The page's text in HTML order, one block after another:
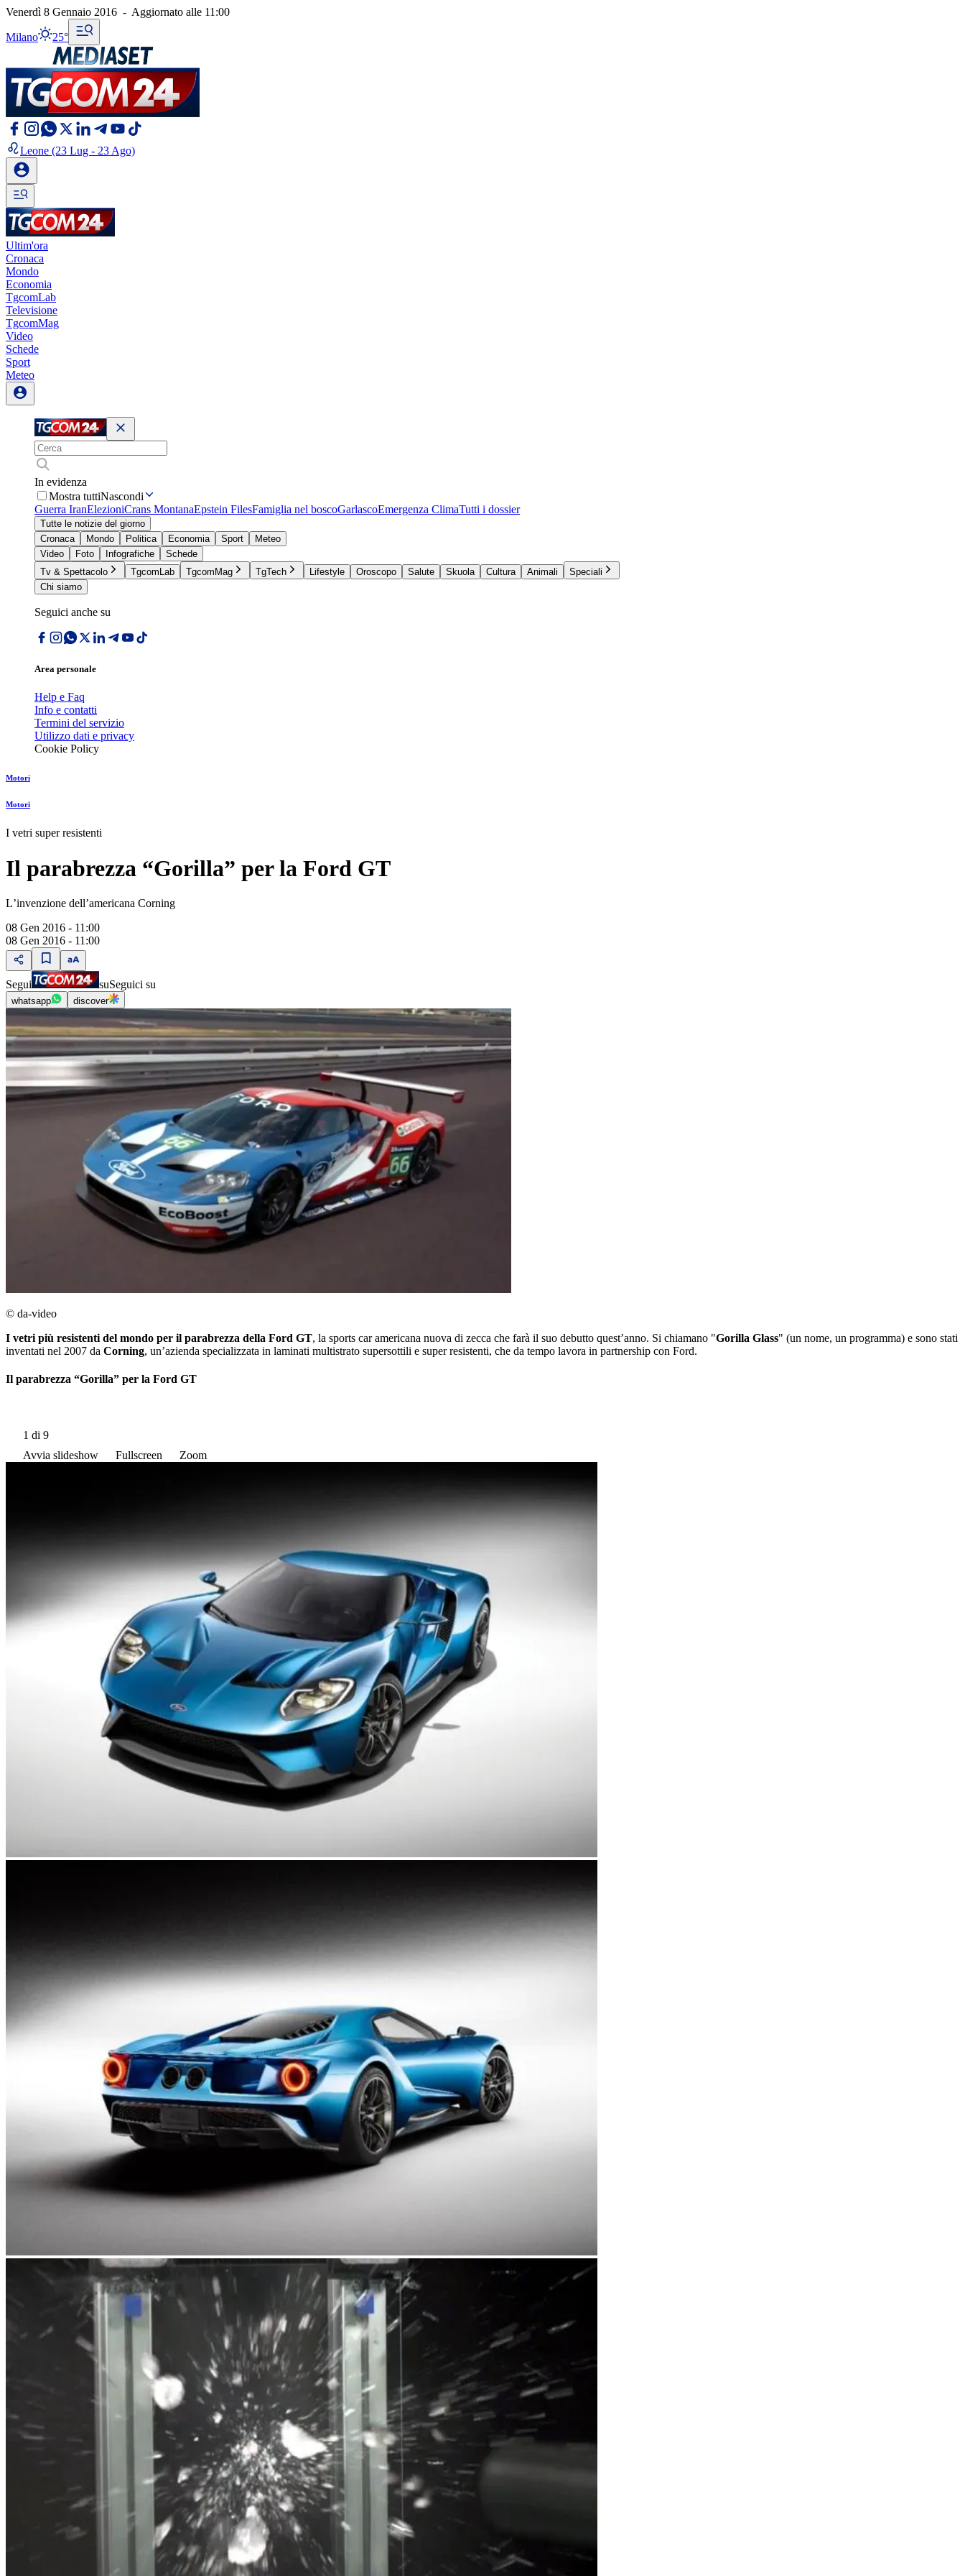
Venerdì 8 Gennaio 2016 - Aggiornato alle 11:00
Milano 25°
Leone (23 Lug - 23 Ago)
Ultim'ora
Cronaca
Mondo
Economia
TgcomLab
Televisione
TgcomMag
Video
Schede
Sport
Meteo
In evidenza
Mostra tuttiNascondi
Guerra IranElezioniCrans MontanaEpstein FilesFamiglia nel boscoGarlascoEmergenza ClimaTutti i dossier
Tutte le notizie del giorno
Cronaca
Mondo Politica Economia Sport
Meteo
Video
Foto Infografiche
Schede
Tv & Spettacolo
TgcomLab TgcomMag TgTech Lifestyle Oroscopo Salute Skuola Cultura Animali
Speciali
Chi siamo
Seguici anche su
Area personale
Help e Faq
Info e contatti
Termini del servizio
Utilizzo dati e privacy
Cookie Policy
Motori
Motori
I vetri super resistenti
Il parabrezza “Gorilla” per la Ford GT
Lʼinvenzione dellʼamericana Corning
08 Gen 2016 - 11:00
08 Gen 2016 - 11:00
Segui suSeguici su
whatsapp discover
© da-video
I vetri più resistenti del mondo per il parabrezza della Ford GT, la sports car americana nuova di zecca che farà il suo debutto questʼanno. Si chiamano "Gorilla Glass" (un nome, un programma) e sono stati
inventati nel 2007 da Corning, unʼazienda specializzata in laminati multistrato supersottili e super resistenti, che da tempo lavora in partnership con Ford.
Il parabrezza “Gorilla” per la Ford GT
1 di 9
Avvia slideshow
Fullscreen Zoom